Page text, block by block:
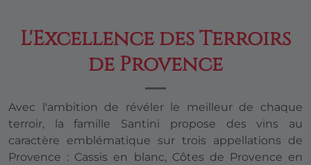
L'Excellence des Terroirs
de Provence
Avec l'ambition de révéler le meilleur de chaque
terroir, la famille Santini propose des vins au
caractère emblématique sur trois appellations de
Provence : Cassis en blanc, Côtes de Provence en